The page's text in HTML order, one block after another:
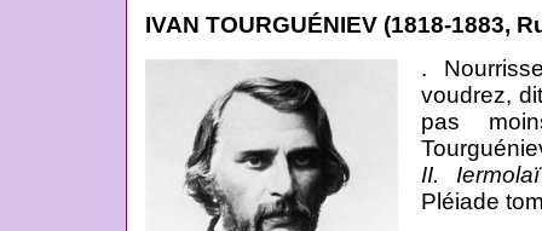
IVAN TOURGUÉNIEV (1818-1883,
.
voudrez,
pas
II.
Pléiade